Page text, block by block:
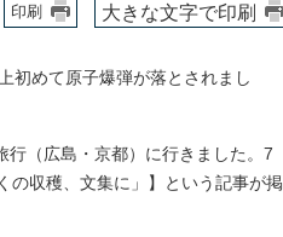
印刷 大きな文字で印刷
初めて原子爆弾が落とされまし
（広島・京都）に行きました。7
の収穫、文集に」】という記事が掲